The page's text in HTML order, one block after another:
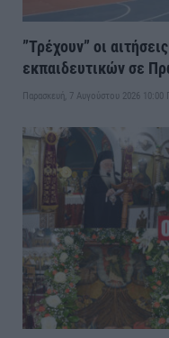
”Τρέχουν” οι
εκπαιδευτικών σε
Παρασκευή, 7 Αυγούστου 2026 10:00